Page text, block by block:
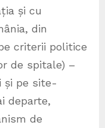
și cu
din
criterii politice
de spitale) –
și pe site-
departe,
de